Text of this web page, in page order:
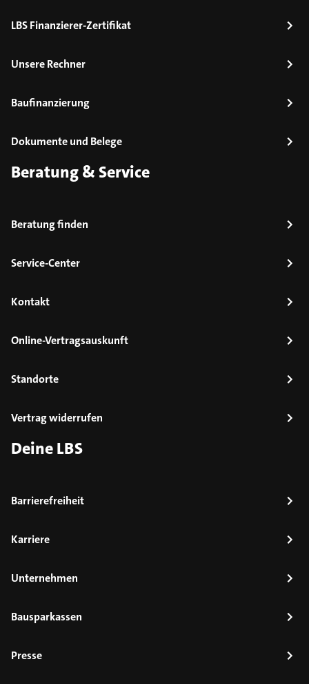
LBS Finanzierer-Zertifikat
Unsere Rechner
Baufinanzierung
Dokumente und Belege
Beratung & Service
Beratung finden
Service-Center
Kontakt
Online-Vertragsauskunft
Standorte
Vertrag widerrufen
Deine LBS
Barrierefreiheit
Karriere
Unternehmen
Bausparkassen
Presse